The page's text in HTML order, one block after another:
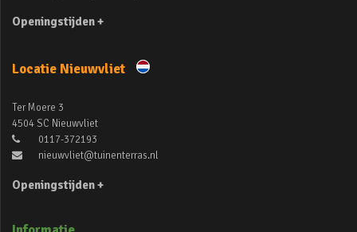
Openingstijden +
Locatie Nieuwvliet
Ter Moere 3
4504 SC Nieuwvliet
0117-372193
nieuwvliet@tuinenterras.nl
Openingstijden +